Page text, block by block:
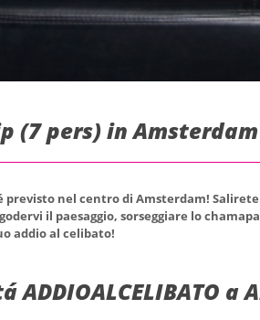
(7 pers) in
nel centro di Amsterdam!
il paesaggio, sorseggiare lo
addio al celibato!
a